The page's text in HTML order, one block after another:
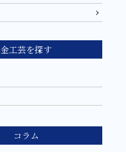
金工芸を探す
コラム